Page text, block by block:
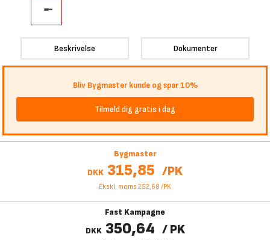
Beskrivelse Dokumenter
Bliv Bygmaster kunde og spar 10%
Tilmeld dig gratis i dag
Bygmaster
DKK 315,85 /PK
Ekskl. moms 252,68 /PK
Fast Kampagne
DKK 350,64 / PK